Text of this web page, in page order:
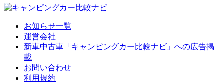
お知らせ一覧
運営会社
新車中古車「キャンピングカー比較ナビ」への広告掲
載
お問い合わせ
利用規約